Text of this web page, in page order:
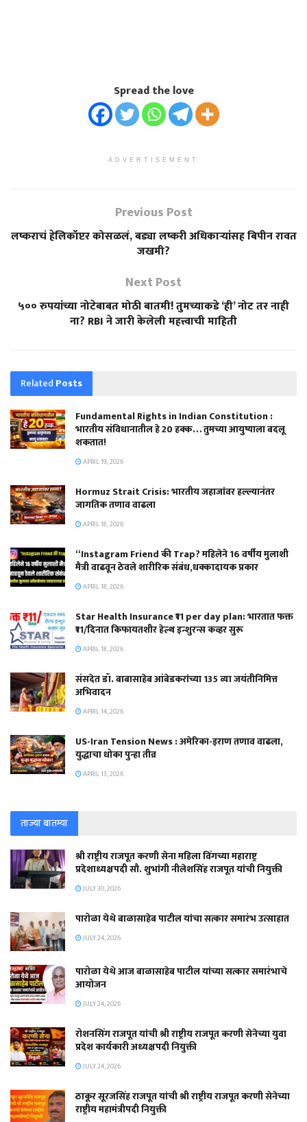
Spread the love
ADVERTISEMENT
Previous Post
लष्कराचं हेलिकॉप्टर कोसळलं, बड्या लष्करी अधिकाऱ्यांसह बिपीन रावत
जखमी?
Next Post
५०० रुपयांच्या नोटेबाबत मोठी बातमी! तुमच्याकडे ‘ही’ नोट तर नाही
ना? RBI ने जारी केलेली महत्त्वाची माहिती
Related Posts
Fundamental Rights in Indian Constitution :
भारतीय संविधानातील हे 20 हक्क… तुमच्या आयुष्याला बदलू
शकतात!
APRIL 19, 2026
Hormuz Strait Crisis: भारतीय जहाजांवर हल्ल्यानंतर
जागतिक तणाव वाढला
APRIL 18, 2026
“Instagram Friend की Trap? महिलेने 16 वर्षीय मुलाशी
मैत्री वाढवून ठेवले शारीरिक संबंध,धक्कादायक प्रकार
APRIL 18, 2026
Star Health Insurance ₹11 per day plan: भारतात फक्त
₹11/दिनात किफायतशीर हेल्थ इन्शुरन्स कव्हर सुरू
APRIL 18, 2026
संसदेत डॉ. बाबासाहेब आंबेडकरांच्या 135 व्या जयंतीनिमित्त
अभिवादन
APRIL 14, 2026
US-Iran Tension News : अमेरिका-इराण तणाव वाढला,
युद्धाचा धोका पुन्हा तीव्र
APRIL 13, 2026
ताज्या बातम्या
श्री राष्ट्रीय राजपूत करणी सेना महिला विंगच्या महाराष्ट्र
प्रदेशाध्यक्षपदी सौ. शुभांगी नीलेशसिंह राजपूत यांची नियुक्ती
JULY 30, 2026
पारोळा येथे बाळासाहेब पाटील यांचा सत्कार समारंभ उत्साहात
JULY 24, 2026
पारोळा येथे आज बाळासाहेब पाटील यांच्या सत्कार समारंभाचे
आयोजन
JULY 24, 2026
रोशनसिंग राजपूत यांची श्री राष्ट्रीय राजपूत करणी सेनेच्या युवा
प्रदेश कार्यकारी अध्यक्षपदी नियुक्ती
JULY 24, 2026
ठाकूर सूरजसिंह राजपूत यांची श्री राष्ट्रीय राजपूत करणी सेनेच्या
राष्ट्रीय महामंत्रीपदी नियुक्ती